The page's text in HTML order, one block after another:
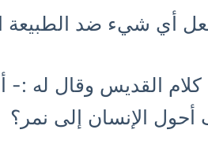
أي شيء ضد
القديس وقال له :-
الإنسان إلى نمر؟